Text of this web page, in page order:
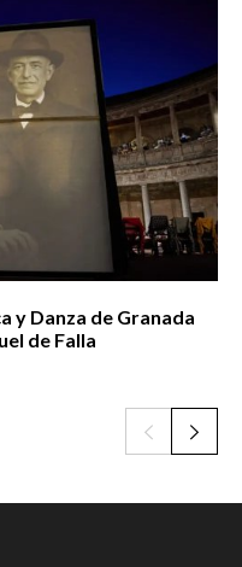
y Danza de Granada
de Falla